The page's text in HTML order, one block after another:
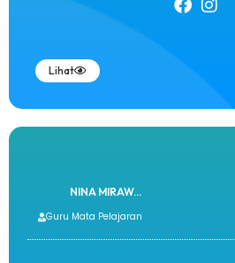
Lihat
NINA MIRAW...
Guru Mata Pelajaran